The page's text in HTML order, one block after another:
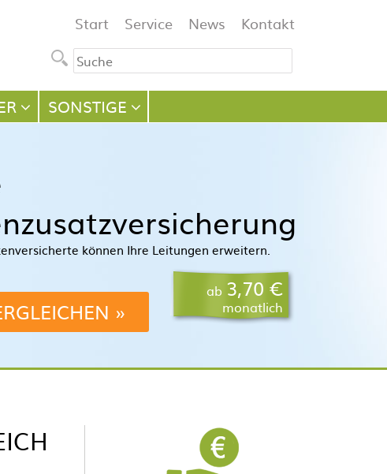
Navigation
Start Service News Kontakt
SONSTIGE
können Ihre Leitungen erweitern.
ab 3,70 €
monatlich